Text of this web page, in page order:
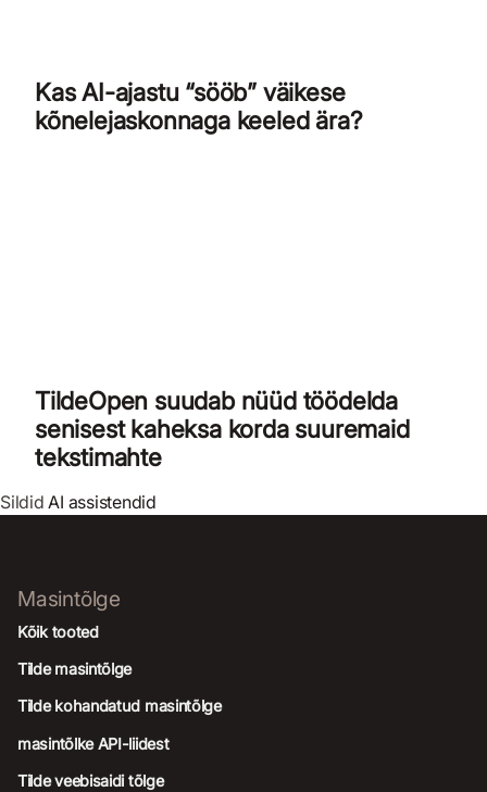
Kas AI-ajastu “sööb” väikese
kõnelejaskonnaga keeled ära?
TildeOpen suudab nüüd töödelda
senisest kaheksa korda suuremaid
tekstimahte
SildidAI assistendid
Masintõlge
Kõik tooted
Tilde masintõlge
Tilde kohandatud masintõlge
masintõlke API-liidest
Tilde veebisaidi tõlge